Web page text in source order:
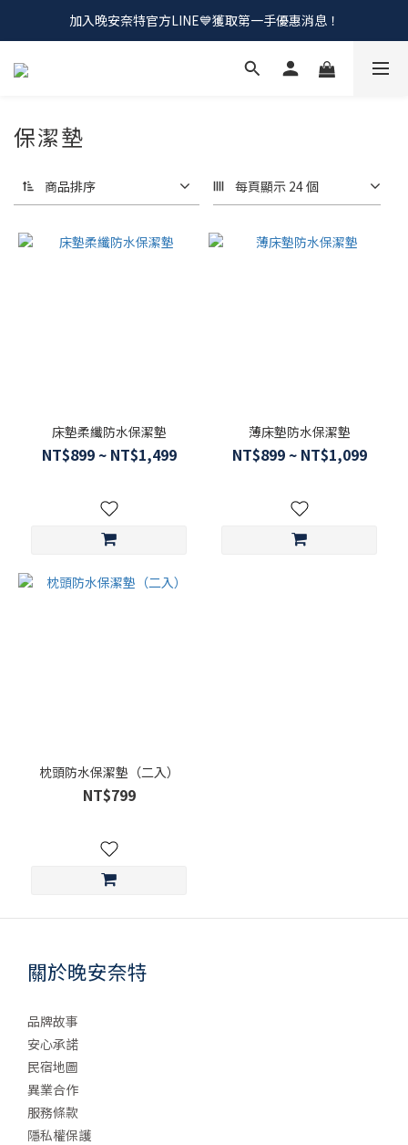
會員招募中💰加入會員！領取註冊購物金
加入晚安奈特官方LINE💙獲取第一手優惠消息！
會員招募中💰加入會員！領取註冊購物金
保潔墊
商品排序 每頁顯示 24 個
床墊柔纖防水保潔墊
NT$899 ~ NT$1,499
薄床墊防水保潔墊
NT$899 ~ NT$1,099
枕頭防水保潔墊（二入）
NT$799
關於晚安奈特
品牌故事
安心承諾
民宿地圖
異業合作
服務條款
隱私權保護